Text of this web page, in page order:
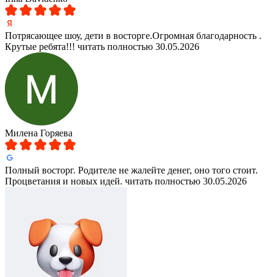
Потрясающее шоу, дети в восторге.Огромная благодарность .
Крутые ребята!!! читать полностью 30.05.2026
Милена Горяева
Полный восторг. Родителе не жалейте денег, оно того стоит.
Процветания и новых идей. читать полностью 30.05.2026